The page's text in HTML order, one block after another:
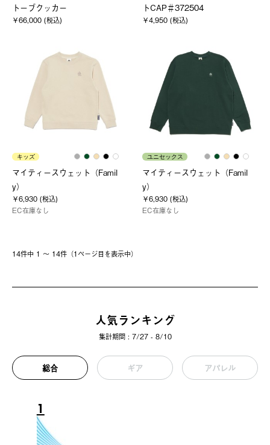
トーブクッカー
￥66,000 (税込)
トCAP＃372504
￥4,950 (税込)
キッズ
マイティースウェット（Famil
y）
￥6,930 (税込)
EC在庫なし
ユニセックス
マイティースウェット（Famil
y）
￥6,930 (税込)
EC在庫なし
14件中 1 〜 14件（1ページ⽬を表⽰中）
人気ランキング
集計期間 : 7/27 - 8/10
総合 ギア アパレル
1